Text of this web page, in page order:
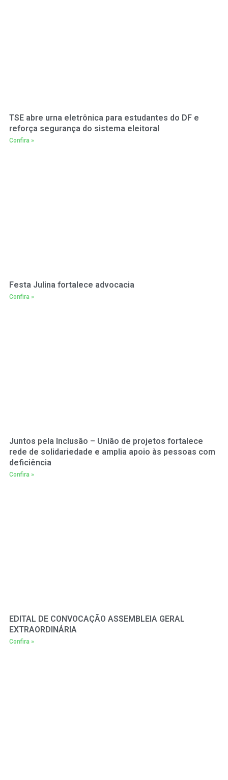
TSE abre urna eletrônica para estudantes do DF e
reforça segurança do sistema eleitoral
Confira »
Festa Julina fortalece advocacia
Confira »
Juntos pela Inclusão – União de projetos fortalece
rede de solidariedade e amplia apoio às pessoas com
deficiência
Confira »
EDITAL DE CONVOCAÇÃO ASSEMBLEIA GERAL
EXTRAORDINÁRIA
Confira »